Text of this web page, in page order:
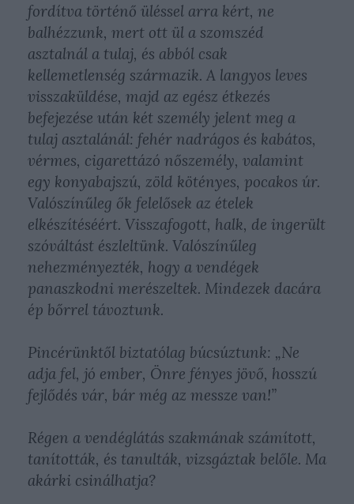
fordítva történő üléssel arra kért, ne
balhézzunk, mert ott ül a szomszéd
asztalnál a tulaj, és abból csak
kellemetlenség származik. A langyos leves
visszaküldése, majd az egész étkezés
befejezése után két személy jelent meg a
tulaj asztalánál: fehér nadrágos és kabátos,
vérmes, cigarettázó nőszemély, valamint
egy konyabajszú, zöld kötényes, pocakos úr.
Valószínűleg ők felelősek az ételek
elkészítéséért. Visszafogott, halk, de ingerült
szóváltást észleltünk. Valószínűleg
nehezményezték, hogy a vendégek
panaszkodni merészeltek. Mindezek dacára
ép bőrrel távoztunk.
Pincérünktől biztatólag búcsúztunk: „Ne
adja fel, jó ember, Önre fényes jövő, hosszú
fejlődés vár, bár még az messze van!”
Régen a vendéglátás szakmának számított,
tanították, és tanulták, vizsgáztak belőle. Ma
akárki csinálhatja?